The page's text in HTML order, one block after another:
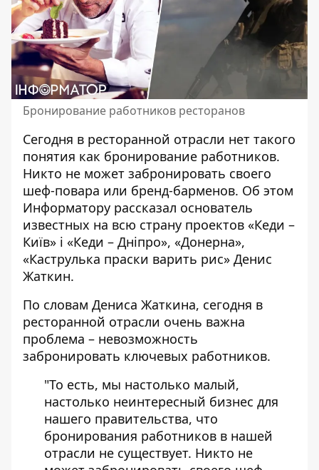
Бронирование работников ресторанов
Сегодня в ресторанной отрасли нет такого
понятия как бронирование работников.
Никто не может забронировать своего
шеф-повара или бренд-барменов. Об этом
Информатору рассказал основатель
известных на всю страну проектов «Кеди –
Київ» і «Кеди – Дніпро», «Донерна»,
«Каструлька праски варить рис» Денис
Жаткин.
По словам Дениса Жаткина, сегодня в
ресторанной отрасли очень важна
проблема – невозможность
забронировать ключевых работников.
"То есть, мы настолько малый,
настолько неинтересный бизнес для
нашего правительства, что
бронирования работников в нашей
отрасли не существует. Никто не